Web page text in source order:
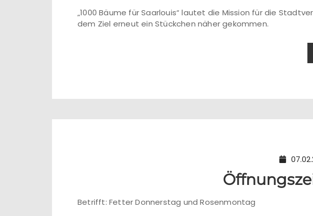
„1000 Bäume für Saarlouis“ lautet die Mission für die
dem Ziel erneut ein Stückchen näher gekommen.
Betrifft: Fetter Donnerstag und Rosenmontag